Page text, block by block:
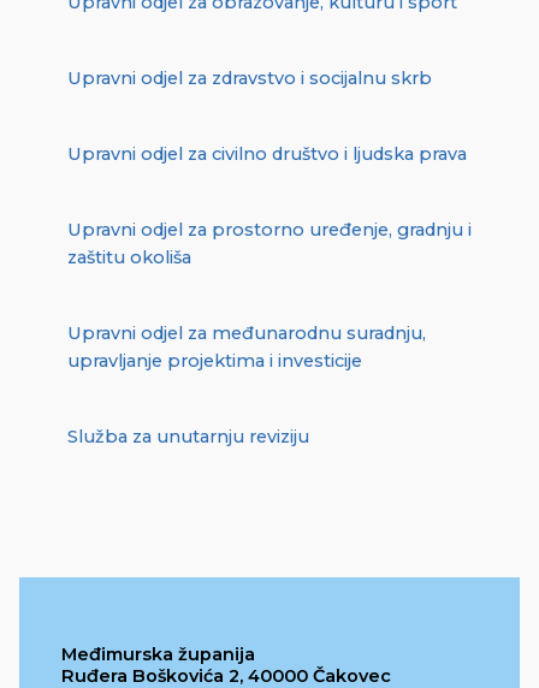
Upravni odjel za zdravstvo i socijalnu skrb
Upravni odjel za civilno društvo i ljudska prava
Upravni odjel za prostorno uređenje, gradnju i
zaštitu okoliša
Upravni odjel za međunarodnu suradnju,
upravljanje projektima i investicije
Služba za unutarnju reviziju
Međimurska županija
Ruđera Boškovića 2, 40000 Čakovec